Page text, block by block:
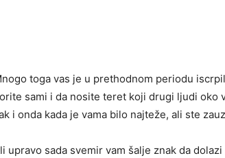
toga vas je u prethodnom periodu
sami i da nosite teret koji drugi ljudi oko
i onda kada je vama bilo najteže, ali ste
upravo sada svemir vam šalje znak da